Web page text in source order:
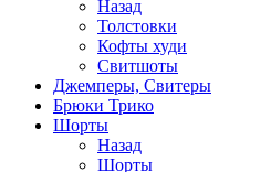
Назад
Толстовки
Кофты худи
Свитшоты
Джемперы, Свитеры
Брюки Трико
Шорты
Назад
Шорты